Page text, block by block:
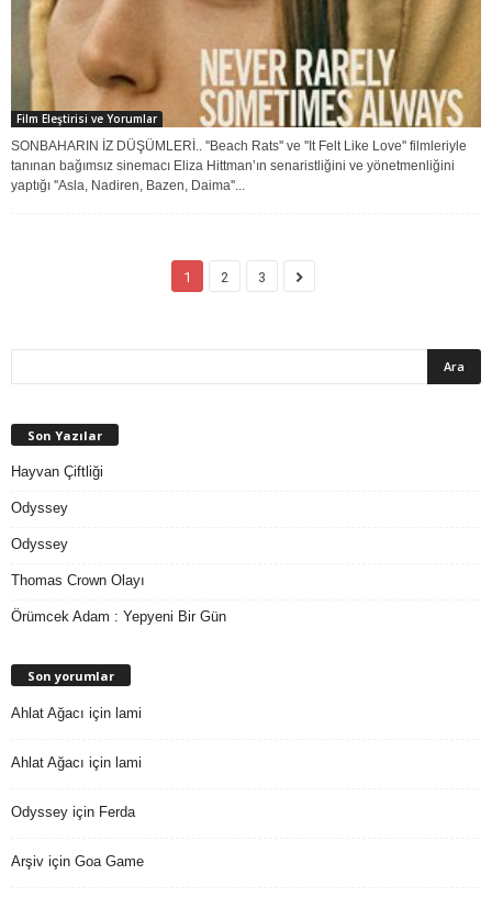
Film Eleştirisi ve Yorumlar
SONBAHARIN İZ DÜŞÜMLERİ.. ''Beach Rats'' ve ''It Felt Like Love'' filmleriyle
tanınan bağımsız sinemacı Eliza Hittman’ın senaristliğini ve yönetmenliğini
yaptığı ''Asla, Nadiren, Bazen, Daima''...
1 2 3
Son Yazılar
Hayvan Çiftliği
Odyssey
Odyssey
Thomas Crown Olayı
Örümcek Adam : Yepyeni Bir Gün
Son yorumlar
Ahlat Ağacı için lami
Ahlat Ağacı için lami
Odyssey için Ferda
Arşiv için Goa Game